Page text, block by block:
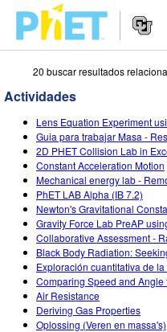
Busca
en
la
página
Web
de
PhET
sitio
SIMULACIONES
Todas las simulaciones
Física
Matemáticas y
Química
La Tierra y el Espacio
Biología
STUDIO
About Studio
Customizable Sims
Comience una prueba
Comprar una licencia
ENSEÑANZA
Actividades
Contribuir con una
Activity Contribution
Talleres Virtuales
INVESTIGACIONES
INICIATIVAS
Diseño inclusivo
PhET Global
INGRESAR /
INGRESAR / REGISTRARSE
20 buscar resultados
Actividades
Lens Equation Experiment
Guia para trabajar Masa -
2D PHET Collision Lab in
Constant Acceleration Motion
Mechanical energy lab -
PhET LAB Alpha (IB 7.2)
Newton's Gravitational
Gravity Force Lab PreAP
Collaborative Assessment -
Black Body Radiation:
Exploración cuantitativa de
Comparing Speed and
Air Resistance
Deriving Gas Properties
Oplossing (Veren en massa's)